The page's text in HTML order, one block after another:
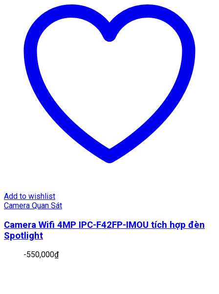
Add to wishlist
Camera Quan Sát
Camera Wifi 4MP IPC-F42FP-IMOU tích hợp đèn
Spotlight
-550,000₫